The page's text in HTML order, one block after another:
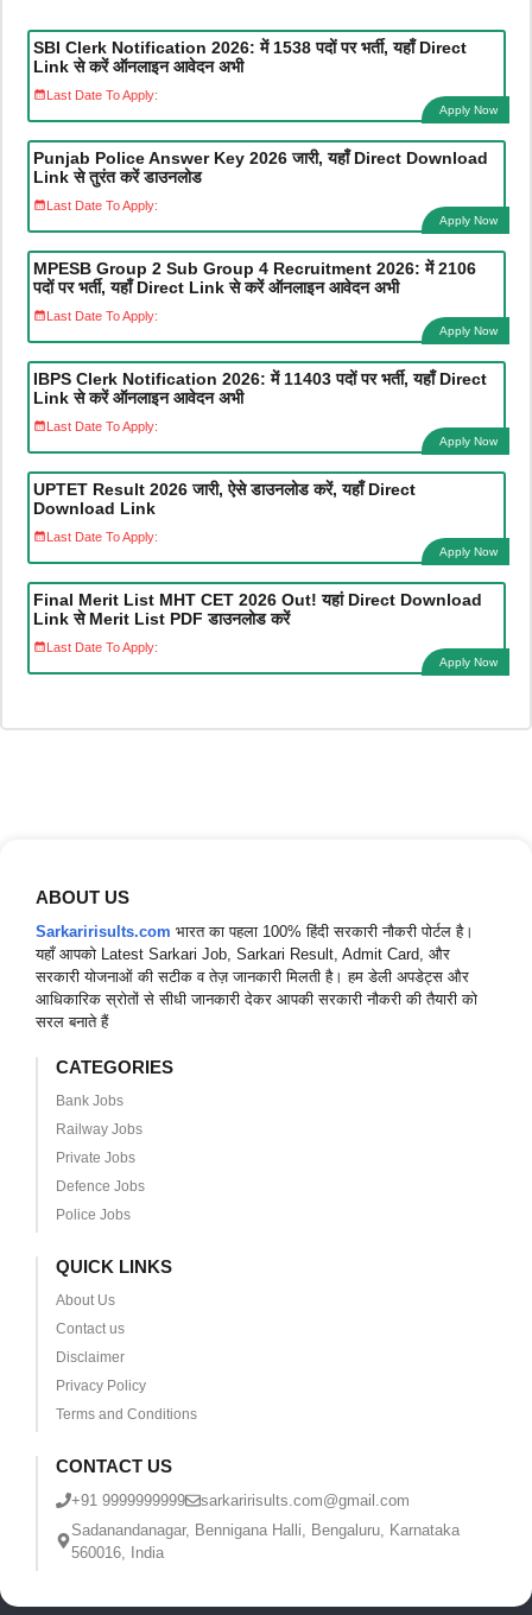
SBI Clerk Notification 2026: में 1538 पदों पर भर्ती, यहाँ Direct
Link से करें ऑनलाइन आवेदन अभी
Last Date To Apply:
Apply Now
Punjab Police Answer Key 2026 जारी, यहाँ Direct Download
Link से तुरंत करें डाउनलोड
Last Date To Apply:
Apply Now
MPESB Group 2 Sub Group 4 Recruitment 2026: में 2106
पदों पर भर्ती, यहाँ Direct Link से करें ऑनलाइन आवेदन अभी
Last Date To Apply:
Apply Now
IBPS Clerk Notification 2026: में 11403 पदों पर भर्ती, यहाँ Direct
Link से करें ऑनलाइन आवेदन अभी
Last Date To Apply:
Apply Now
UPTET Result 2026 जारी, ऐसे डाउनलोड करें, यहाँ Direct
Download Link
Last Date To Apply:
Apply Now
Final Merit List MHT CET 2026 Out! यहां Direct Download
Link से Merit List PDF डाउनलोड करें
Last Date To Apply:
Apply Now
ABOUT US
Sarkaririsults.com भारत का पहला 100% हिंदी सरकारी नौकरी पोर्टल है।
यहाँ आपको Latest Sarkari Job, Sarkari Result, Admit Card, और
सरकारी योजनाओं की सटीक व तेज़ जानकारी मिलती है। हम डेली अपडेट्स और
आधिकारिक स्रोतों से सीधी जानकारी देकर आपकी सरकारी नौकरी की तैयारी को
सरल बनाते हैं
CATEGORIES
Bank Jobs
Railway Jobs
Private Jobs
Defence Jobs
Police Jobs
QUICK LINKS
About Us
Contact us
Disclaimer
Privacy Policy
Terms and Conditions
CONTACT US
+91 9999999999
sarkaririsults.com@gmail.com
Sadanandanagar, Bennigana Halli, Bengaluru, Karnataka
560016, India